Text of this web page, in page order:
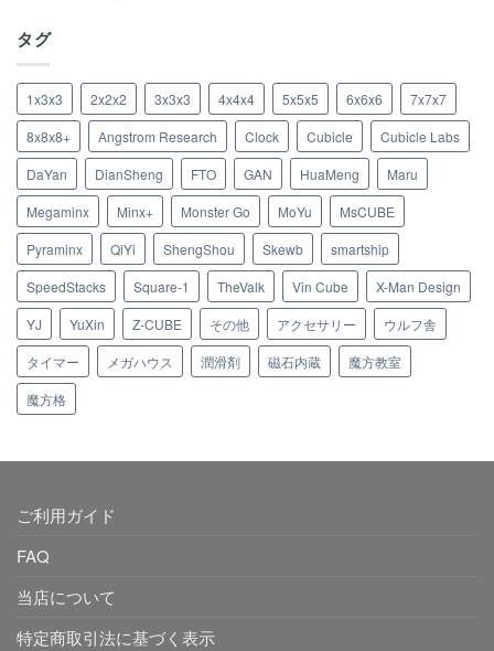
タグ
1x3x3 2x2x2 3x3x3 4x4x4 5x5x5 6x6x6
7x7x7
8x8x8+
Angstrom Research Clock Cubicle
Cubicle Labs
DaYan
DianSheng FTO GAN HuaMeng
Maru
Megaminx
Minx+ Monster Go MoYu
MsCUBE
Pyraminx
QiYi ShengShou Skewb
smartship
SpeedStacks
Square-1 TheValk Vin Cube
X-Man Design
YJ
YuXin Z-CUBE その他 アクセサリー
ウルフ舎
タイマー
メガハウス 潤滑剤 磁石内蔵
魔方教室
魔方格
ご利用ガイド
FAQ
当店について
特定商取引法に基づく表示